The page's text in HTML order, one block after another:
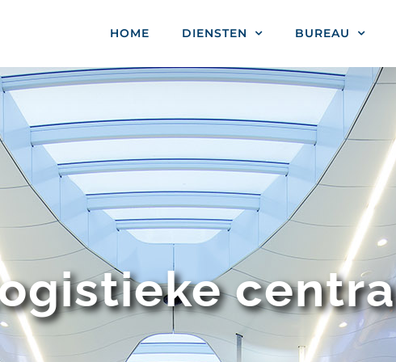
HOME DIENSTEN BUREAU
centra